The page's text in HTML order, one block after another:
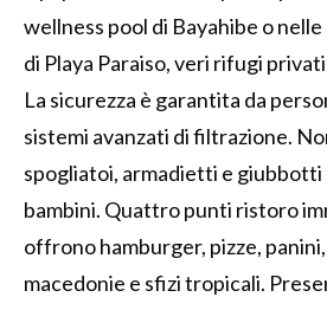
wellness pool di Bayahibe o
di Playa Paraiso, veri rifugi
La sicurezza è garantita da
sistemi avanzati di filtrazione.
spogliatoi, armadietti e giubbotti
bambini. Quattro punti ristoro
offrono hamburger, pizze,
macedonie e sfizi tropicali.